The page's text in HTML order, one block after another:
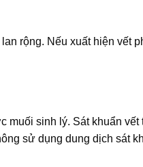
rộng. Nếu xuất hiện vết
muối sinh lý. Sát khuẩn vết
sử dụng dung dịch sát